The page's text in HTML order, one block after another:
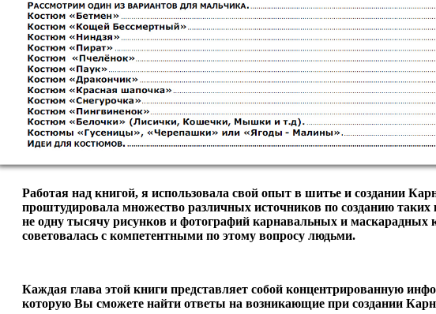
Работая над книгой, я использовала свой опыт в шитье и создании
проштудировала множество различных источников по созданию таких
не одну тысячу рисунков и фотографий карнавальных и маскарадных
советовалась с компетентными по этому вопросу людьми.
Каждая глава этой книги представляет собой концентрированную
которую Вы сможете найти ответы на возникающие при создании